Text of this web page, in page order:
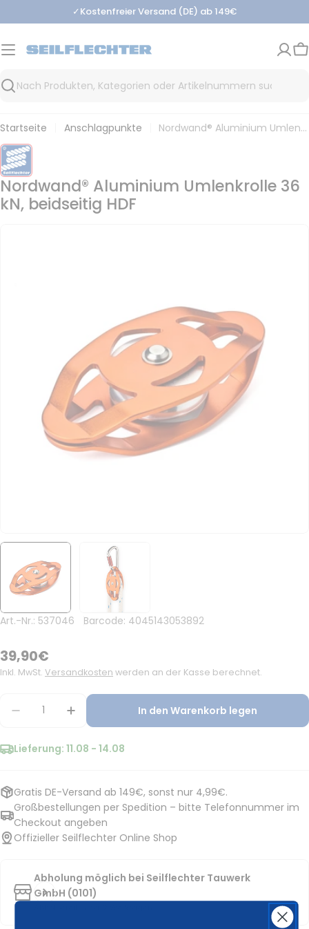
Inhalt
✓Kostenfreier Versand (DE) ab 149€
Suchen
Startseite Anschlagpunkte Nordwand® Aluminium Umlenkrolle 36 kN, beidseitig HDF
Nordwand® Aluminium Umlenkrolle 36
kN, beidseitig HDF
Medium 0 im Großformat öffnen
Art.-Nr.: 537046 Barcode: 4045143053892
Regulärer
Preis
39,90€
Inkl. MwSt. Versandkosten werden an der Kasse berechnet.
Menge verringernMenge erhöhen
In den Warenkorb legen
Lieferung: 11.08 - 14.08
Gratis DE-Versand ab 149€, sonst nur 4,99€.
Großbestellungen per Spedition – bitte Telefonnummer im
Checkout angeben
Offizieller Seilflechter Online Shop
Abholung möglich bei Seilflechter Tauwerk
GmbH (0101)